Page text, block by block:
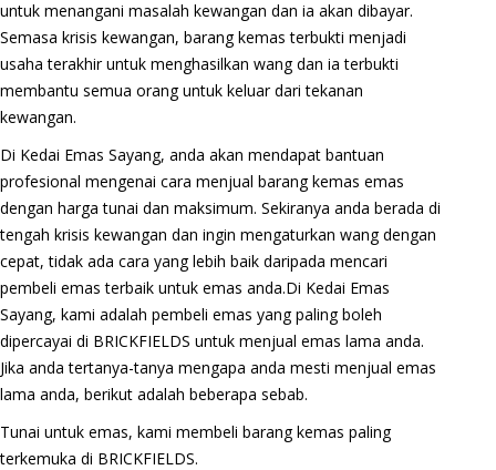
untuk menangani masalah kewangan dan ia akan dibayar.
Semasa krisis kewangan, barang kemas terbukti menjadi
usaha terakhir untuk menghasilkan wang dan ia terbukti
membantu semua orang untuk keluar dari tekanan
kewangan.
Di Kedai Emas Sayang, anda akan mendapat bantuan
profesional mengenai cara menjual barang kemas emas
dengan harga tunai dan maksimum. Sekiranya anda berada di
tengah krisis kewangan dan ingin mengaturkan wang dengan
cepat, tidak ada cara yang lebih baik daripada mencari
pembeli emas terbaik untuk emas anda.Di Kedai Emas
Sayang, kami adalah pembeli emas yang paling boleh
dipercayai di BRICKFIELDS untuk menjual emas lama anda.
Jika anda tertanya-tanya mengapa anda mesti menjual emas
lama anda, berikut adalah beberapa sebab.
Tunai untuk emas, kami membeli barang kemas paling
terkemuka di BRICKFIELDS.